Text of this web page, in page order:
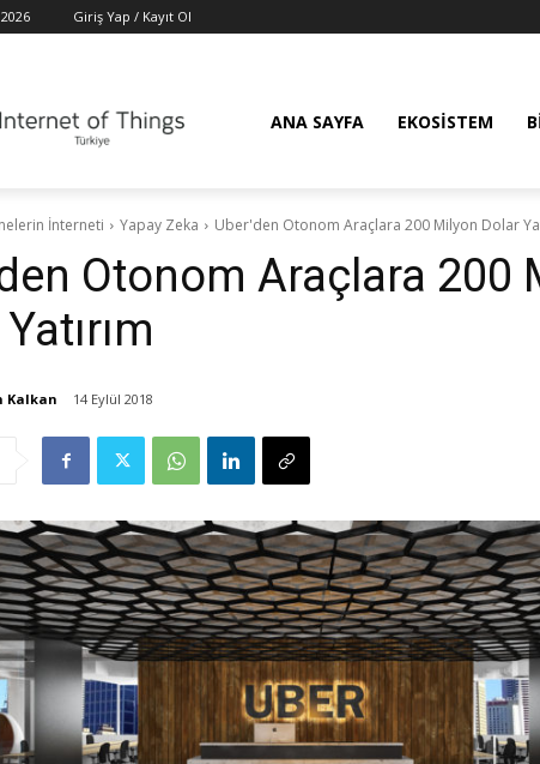
Giriş Yap / Kayıt Ol
ANA SAYFA EKOSISTEM
İnterneti Yapay Zeka Uber'den Otonom Araçlara 200 Milyon Dolar
Otonom Araçlara 200
Kalkan 14 Eylül 2018